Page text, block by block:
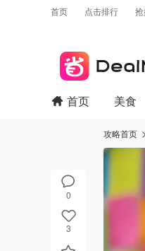
首页 点击排行
0
3
首页 美食
攻略首页